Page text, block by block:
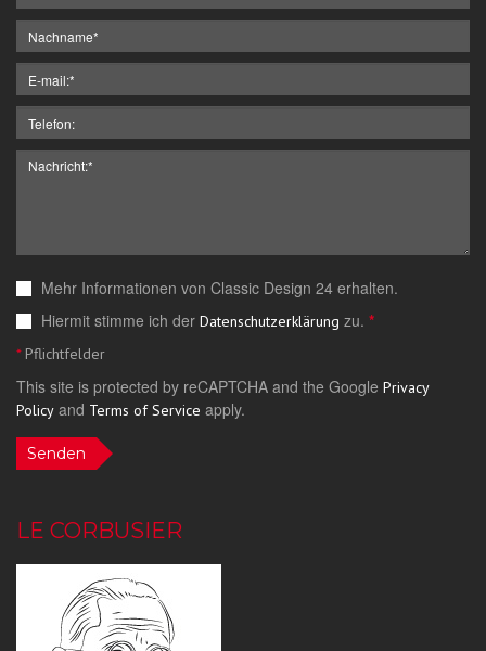
Mehr Informationen von Classic Design 24 erhalten.
Hiermit stimme ich der Datenschutzerklärung zu. *
*Pflichtfelder
This site is protected by reCAPTCHA and the Google Privacy
Policy and Terms of Service apply.
Senden
LE CORBUSIER